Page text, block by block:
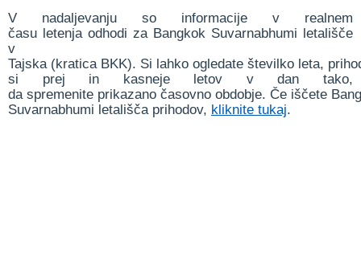
V nadaljevanju so informacije v realnem
času letenja odhodi za Bangkok Suvarnabhumi letališče
v
Tajska (kratica BKK). Si lahko ogledate številko leta,
si prej in kasneje letov v dan tako,
da spremenite prikazano časovno obdobje. Če iščete
Suvarnabhumi letališča prihodov, kliknite tukaj.